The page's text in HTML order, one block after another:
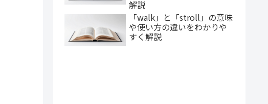
解説
「walk」と「stroll」の意味
や使い方の違いをわかりや
すく解説